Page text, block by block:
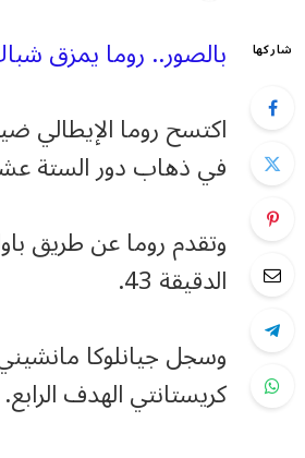
شاركها
بالصور.. روما يمزق
في ذهاب دور الستة
الدقيقة 43.
كريستانتي الهدف الرابع.